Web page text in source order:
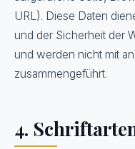
URL). Diese Daten
und der Sicherheit der
und werden nicht mit
zusammengeführt.
4.